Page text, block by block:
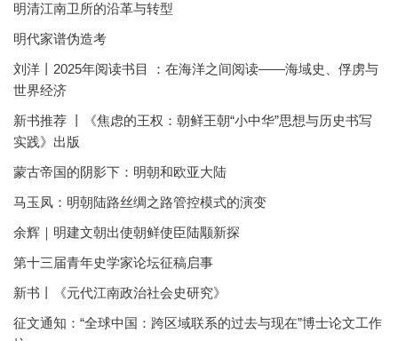
明清江南卫所的沿革与转型
明代家谱伪造考
刘洋丨2025年阅读书目 ：在海洋之间阅读——海域史、俘虏与
世界经济
新书推荐 丨《焦虑的王权：朝鲜王朝“小中华”思想与历史书写
实践》出版
蒙古帝国的阴影下：明朝和欧亚大陆
马玉凤：明朝陆路丝绸之路管控模式的演变
余辉｜明建文朝出使朝鲜使臣陆颙新探
第十三届青年史学家论坛征稿启事
新书丨《元代江南政治社会史研究》
征文通知：“全球中国：跨区域联系的过去与现在”博士论文工作